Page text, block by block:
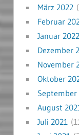
März 2022
Februar
Januar 2022
Dezember
November
Oktober
September
August
Juli 2021